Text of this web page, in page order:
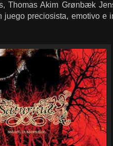
Thomas Akim Grønbæk
preciosista, emotivo e